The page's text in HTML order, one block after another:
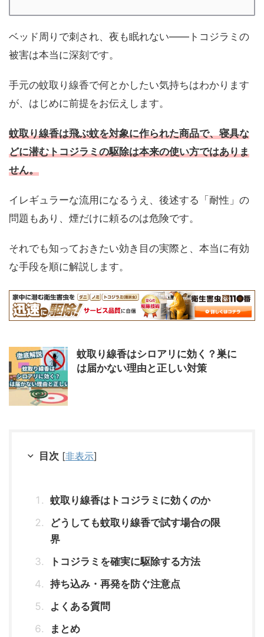
ベッド周りで刺され、夜も眠れない——トコジラミの
被害は本当に深刻です。
手元の蚊取り線香で何とかしたい気持ちはわかります
が、はじめに前提をお伝えします。
蚊取り線香は飛ぶ蚊を対象に作られた商品で、寝具な
どに潜むトコジラミの駆除は本来の使い方ではありま
せん。
イレギュラーな流用になるうえ、後述する「耐性」の
問題もあり、煙だけに頼るのは危険です。
それでも知っておきたい効き目の実際と、本当に有効
な手段を順に解説します。
蚊取り線香はシロアリに効く？巣に
は届かない理由と正しい対策
目次 [非表示]
蚊取り線香はトコジラミに効くのか
どうしても蚊取り線香で試す場合の限
界
トコジラミを確実に駆除する方法
持ち込み・再発を防ぐ注意点
よくある質問
まとめ